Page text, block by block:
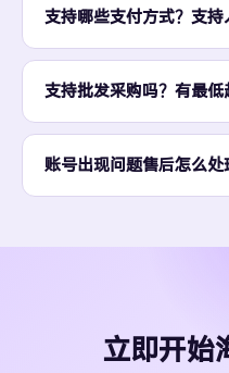
支持哪些支付方式？支持
支持批发采购吗？有最低
账号出现问题售后怎么处
立即开始